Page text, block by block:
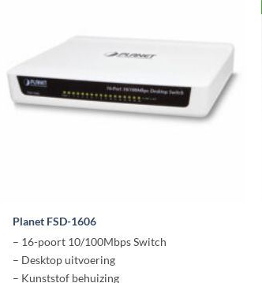
Planet FSD-1606
– 16-poort 10/100Mbps Switch
– Desktop uitvoering
– Kunststof behuizing